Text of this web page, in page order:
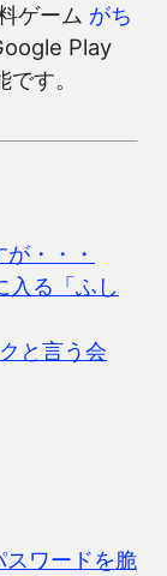
ゲーム がち
Play
す。
・・・
入る「ふし
と言う会
スワードを脆